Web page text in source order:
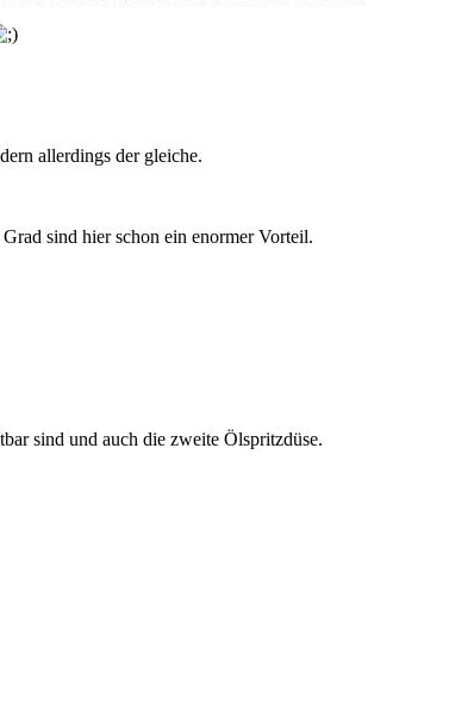
allerdings der gleiche.
sind hier schon ein enormer Vorteil.
sind und auch die zweite Ölspritzdüse.